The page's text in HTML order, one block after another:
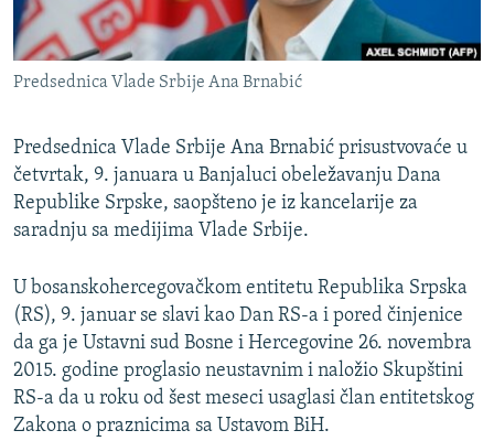
SPECIJALI RSE
VIŠE OD NASLOVA
POPLAVE I KLIZIŠTA U BIH 2024.
TV LIBERTY
POST SCRIPTUM
TRI DECENIJE OD RATA U BIH
SVE KARTE DEJTONA
NASTANAK I RASPAD JUGOSLAVIJE
PRATITE NAS
Sve RFE/RL stranice
Predsednica Vlade Srbije Ana Brnabić
Predsednica Vlade Srbije Ana Brnabić prisustvovaće u
četvrtak, 9. januara u Banjaluci obeležavanju Dana
Republike Srpske, saopšteno je iz kancelarije za
saradnju sa medijima Vlade Srbije.
U bosanskohercegovačkom entitetu Republika Srpska
(RS), 9. januar se slavi kao Dan RS-a i pored činjenice
da ga je Ustavni sud Bosne i Hercegovine 26. novembra
2015. godine proglasio neustavnim i naložio Skupštini
RS-a da u roku od šest meseci usaglasi član entitetskog
Zakona o praznicima sa Ustavom BiH.